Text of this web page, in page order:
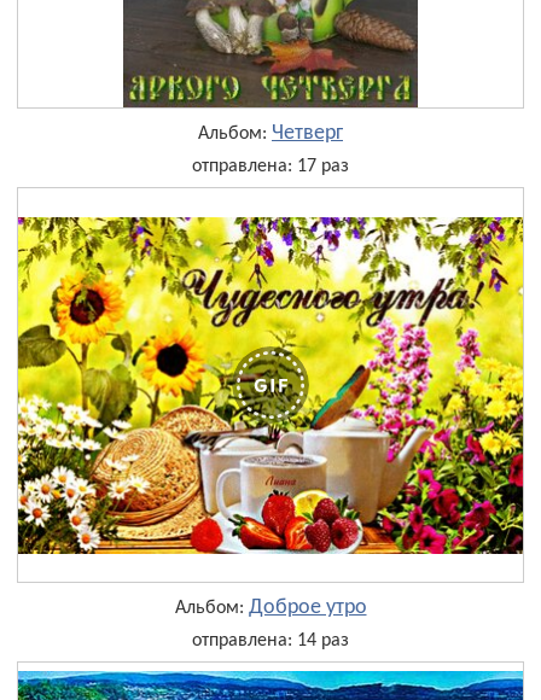
Альбом: Четверг
отправлена: 17 раз
Альбом: Доброе утро
отправлена: 14 раз